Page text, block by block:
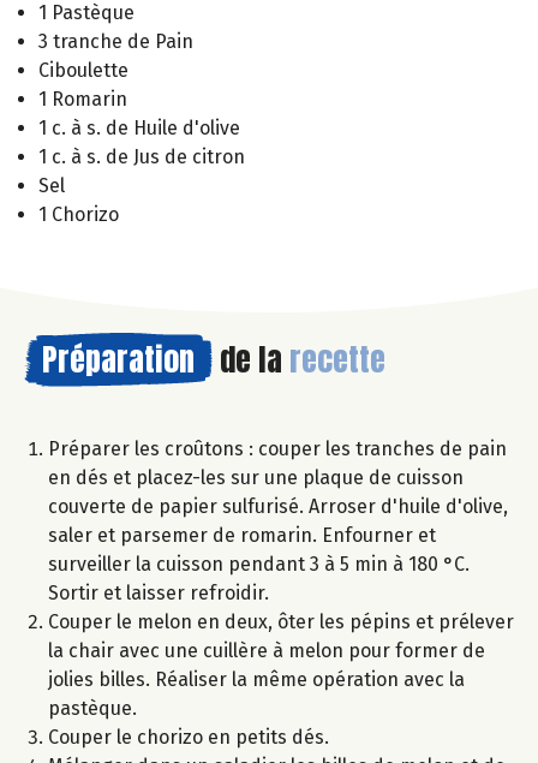
1 Pastèque
3 tranche de Pain
Ciboulette
1 Romarin
1 c. à s. de Huile d'olive
1 c. à s. de Jus de citron
Sel
1 Chorizo
Préparation de la recette
Préparer les croûtons : couper les tranches de pain
en dés et placez-les sur une plaque de cuisson
couverte de papier sulfurisé. Arroser d'huile d'olive,
saler et parsemer de romarin. Enfourner et
surveiller la cuisson pendant 3 à 5 min à 180 °C.
Sortir et laisser refroidir.
Couper le melon en deux, ôter les pépins et prélever
la chair avec une cuillère à melon pour former de
jolies billes. Réaliser la même opération avec la
pastèque.
Couper le chorizo en petits dés.